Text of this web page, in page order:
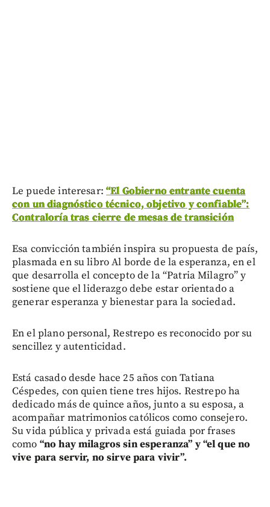
Le puede interesar: “El Gobierno entrante cuenta
con un diagnóstico técnico, objetivo y confiable”:
Contraloría tras cierre de mesas de transición
Esa convicción también inspira su propuesta de país,
plasmada en su libro Al borde de la esperanza, en el
que desarrolla el concepto de la “Patria Milagro” y
sostiene que el liderazgo debe estar orientado a
generar esperanza y bienestar para la sociedad.
En el plano personal, Restrepo es reconocido por su
sencillez y autenticidad.
Está casado desde hace 25 años con Tatiana
Céspedes, con quien tiene tres hijos. Restrepo ha
dedicado más de quince años, junto a su esposa, a
acompañar matrimonios católicos como consejero.
Su vida pública y privada está guiada por frases
como “no hay milagros sin esperanza” y “el que no
vive para servir, no sirve para vivir”.